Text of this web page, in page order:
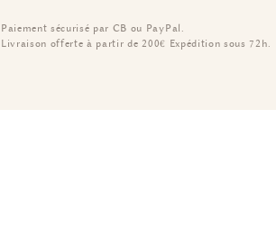
Paiement sécurisé par CB ou PayPal.
Livraison offerte à partir de 200€ Expédition sous 72h.